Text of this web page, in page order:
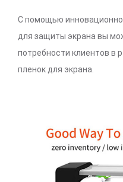
С помощью
для защиты экрана вы
потребности клиентов в
пленок для экрана.